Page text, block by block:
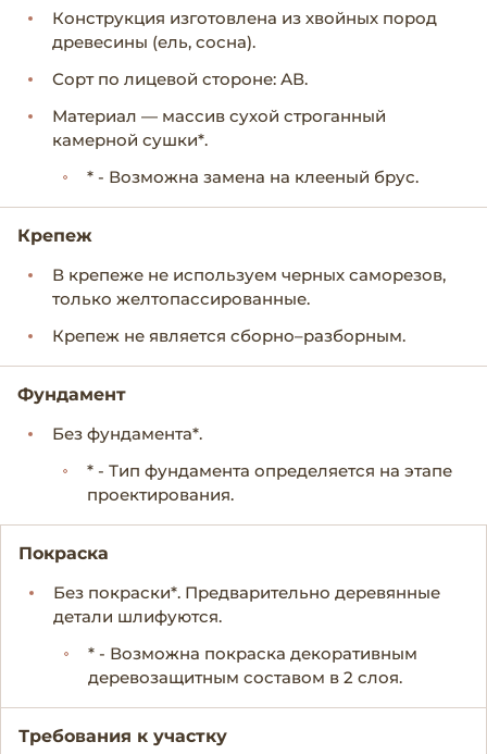
Конструкция изготовлена из хвойных пород
древесины (ель, сосна).
Сорт по лицевой стороне: АВ.
Материал — массив сухой строганный
камерной сушки*.
* - Возможна замена на клееный брус.
Крепеж
В крепеже не используем черных саморезов,
только желтопассированные.
Крепеж не является сборно–разборным.
Фундамент
Без фундамента*.
* - Тип фундамента определяется на этапе
проектирования.
Покраска
Без покраски*. Предварительно деревянные
детали шлифуются.
* - Возможна покраска декоративным
деревозащитным составом в 2 слоя.
Требования к участку